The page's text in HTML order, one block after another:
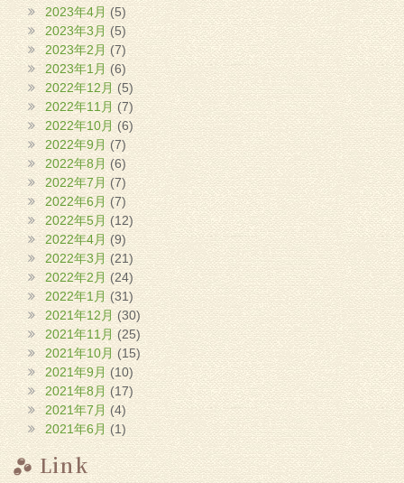
2023年4月 (5)
2023年3月 (5)
2023年2月 (7)
2023年1月 (6)
2022年12月 (5)
2022年11月 (7)
2022年10月 (6)
2022年9月 (7)
2022年8月(6)
2022年7月 (7)
2022年6月 (7)
2022年5月 (12)
2022年4月 (9)
2022年3月(21)
2022年2月(24)
2022年1月 (31)
2021年12月 (30)
2021年11月 (25)
2021年10月 (15)
2021年9月 (10)
2021年8月 (17)
2021年7月 (4)
2021年6月 (1)
Link